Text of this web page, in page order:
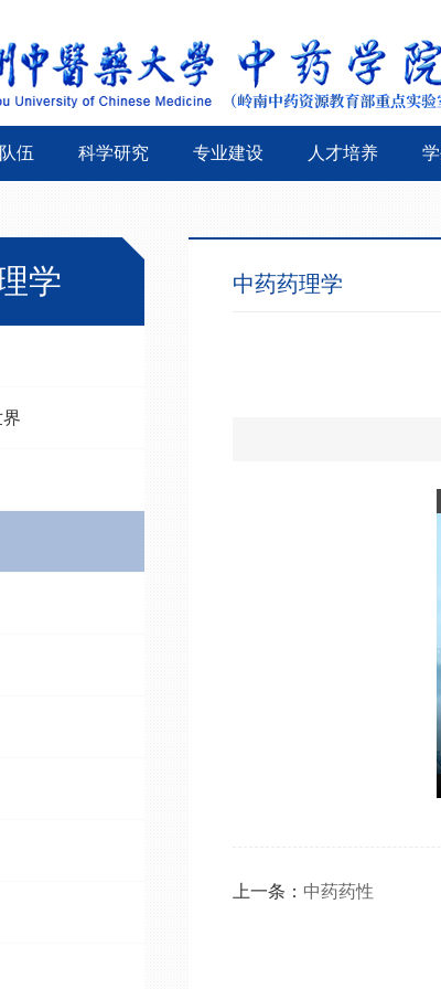
伍 科学研究 专业建设 人才培养
学 中药药理学
上一条： 中药药性